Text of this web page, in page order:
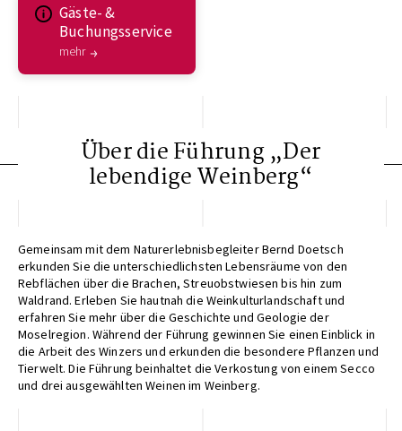
Gäste- &
Buchungsservice
mehr
Über die Führung „Der
lebendige Weinberg“
Gemeinsam mit dem Naturerlebnisbegleiter Bernd Doetsch
erkunden Sie die unterschiedlichsten Lebensräume von den
Rebflächen über die Brachen, Streuobstwiesen bis hin zum
Waldrand. Erleben Sie hautnah die Weinkulturlandschaft und
erfahren Sie mehr über die Geschichte und Geologie der
Moselregion. Während der Führung gewinnen Sie einen Einblick in
die Arbeit des Winzers und erkunden die besondere Pflanzen und
Tierwelt. Die Führung beinhaltet die Verkostung von einem Secco
und drei ausgewählten Weinen im Weinberg.